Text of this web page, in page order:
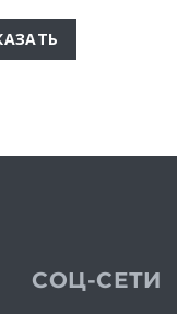
СОЦ-СЕТИ